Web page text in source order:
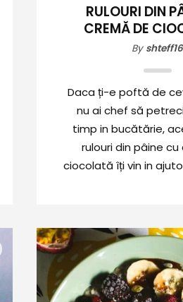
RULOURI DIN
CREMĂ DE
By shteff16
Daca ți-e poftă de
nu ai chef să
timp in bucătărie,
rulouri din pâine
ciocolată îți vin in